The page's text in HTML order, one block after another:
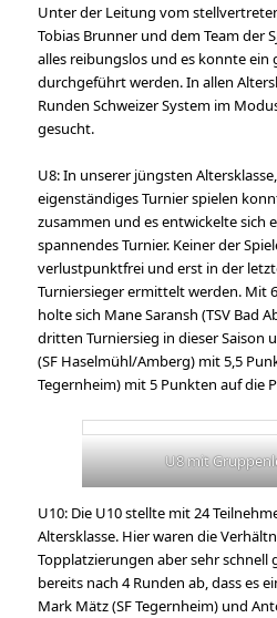
Unter der Leitung vom
Tobias Brunner und dem Team der
alles reibungslos und es konnte ein
durchgeführt werden. In allen
Runden Schweizer System im
gesucht.
U8: In unserer jüngsten
eigenständiges Turnier spielen
zusammen und es entwickelte sich
spannendes Turnier. Keiner der
verlustpunktfrei und erst in der
Turniersieger ermittelt werden. Mit
holte sich Mane Saransh (TSV Bad
dritten Turniersieg in dieser Saison
(SF Haselmühl/Amberg) mit 5,5
Tegernheim) mit 5 Punkten auf die
U8 mit
U10: Die U10 stellte mit 24
Altersklasse. Hier waren die
Topplatzierungen aber sehr schnell
bereits nach 4 Runden ab, dass es
Mark Mätz (SF Tegernheim) und